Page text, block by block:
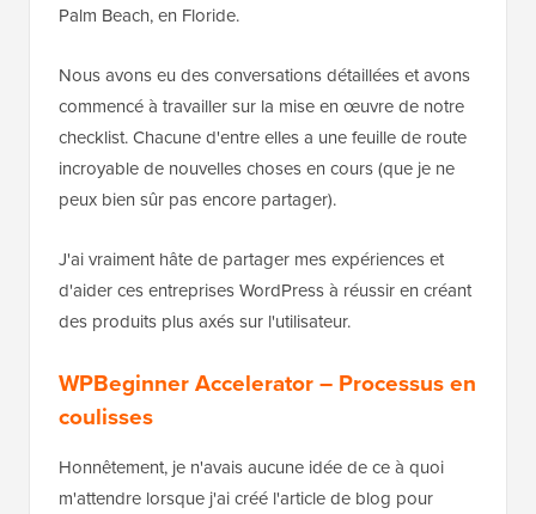
Palm Beach, en Floride.
Nous avons eu des conversations détaillées et avons
commencé à travailler sur la mise en œuvre de notre
checklist. Chacune d'entre elles a une feuille de route
incroyable de nouvelles choses en cours (que je ne
peux bien sûr pas encore partager).
J'ai vraiment hâte de partager mes expériences et
d'aider ces entreprises WordPress à réussir en créant
des produits plus axés sur l'utilisateur.
WPBeginner Accelerator – Processus en
coulisses
Honnêtement, je n'avais aucune idée de ce à quoi
m'attendre lorsque j'ai créé l'article de blog pour